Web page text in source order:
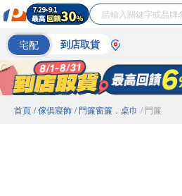
宅配 到店取貨
首頁 / 傢俱寢飾 / 門簾窗簾．桌巾 / 門簾